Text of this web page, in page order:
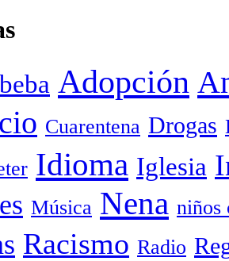
Adopción
Cuarentena Drogas
Idioma Iglesia
Música Nena niños
Racismo Radio